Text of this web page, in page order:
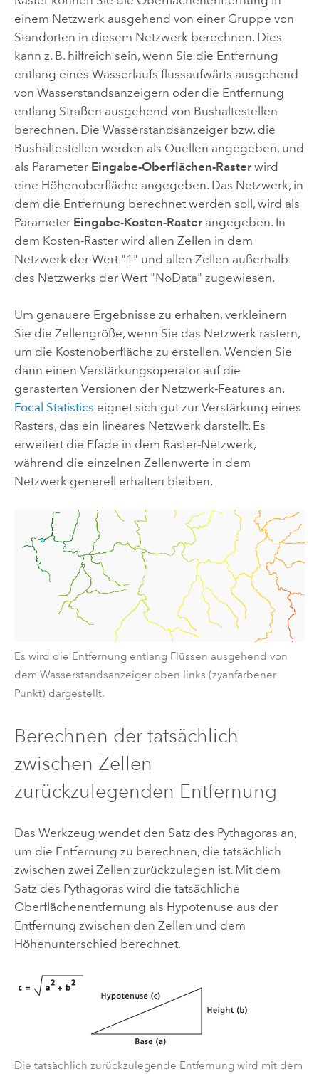
einem Netzwerk ausgehend von einer Gruppe von
Standorten in diesem Netzwerk berechnen. Dies
kann z. B. hilfreich sein, wenn Sie die Entfernung
entlang eines Wasserlaufs flussaufwärts ausgehend
von Wasserstandsanzeigern oder die Entfernung
entlang Straßen ausgehend von Bushaltestellen
berechnen. Die Wasserstandsanzeiger bzw. die
Bushaltestellen werden als Quellen angegeben, und
als Parameter Eingabe-Oberflächen-Rasterwird
eine Höhenoberfläche angegeben. Das Netzwerk, in
dem die Entfernung berechnet werden soll, wird als
Parameter Eingabe-Kosten-Rasterangegeben. In
dem Kosten-Raster wird allen Zellen in dem
Netzwerk der Wert "1" und allen Zellen außerhalb
des Netzwerks der Wert "NoData" zugewiesen.
Um genauere Ergebnisse zu erhalten, verkleinern
Sie die Zellengröße, wenn Sie das Netzwerk rastern,
um die Kostenoberfläche zu erstellen. Wenden Sie
dann einen Verstärkungsoperator auf die
gerasterten Versionen der Netzwerk-Features an.
Focal Statistics eignet sich gut zur Verstärkung eines
Rasters, das ein lineares Netzwerk darstellt. Es
erweitert die Pfade in dem Raster-Netzwerk,
während die einzelnen Zellenwerte in dem
Netzwerk generell erhalten bleiben.
Es wird die Entfernung entlang Flüssen ausgehend von
dem Wasserstandsanzeiger oben links (zyanfarbener
Punkt) dargestellt.
Berechnen der tatsächlich
zwischen Zellen
zurückzulegenden Entfernung
Das Werkzeug wendet den Satz des Pythagoras an,
um die Entfernung zu berechnen, die tatsächlich
zwischen zwei Zellen zurückzulegen ist. Mit dem
Satz des Pythagoras wird die tatsächliche
Oberflächenentfernung als Hypotenuse aus der
Entfernung zwischen den Zellen und dem
Höhenunterschied berechnet.
Die tatsächlich zurückzulegende Entfernung wird mit dem